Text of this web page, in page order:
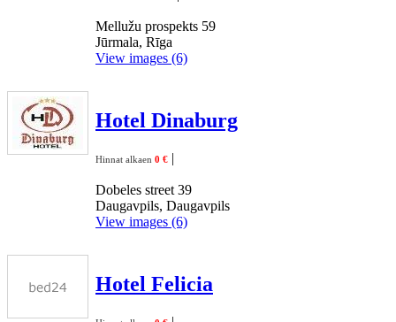
Mellužu prospekts 59
Jūrmala, Rīga
View images (6)
Hotel Dinaburg
Hinnat alkaen 0 € |
Dobeles street 39
Daugavpils, Daugavpils
View images (6)
Hotel Felicia